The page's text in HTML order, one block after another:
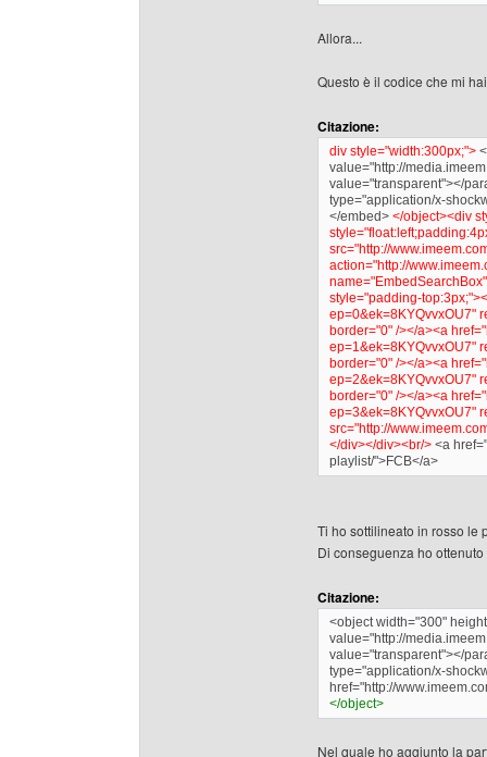
Allora...
Questo è il codice che mi
Citazione:
div style="width:300px;">
value="http://
value="transparent"></
type="application/x-
</embed> </object><div
src="http://
action="http://
style="padding-
ep=0&ek=8KYQvvxOU7"
border="0" /></a><a
ep=1&ek=8KYQvvxOU7"
border="0" /></a><a
ep=2&ek=8KYQvvxOU7"
border="0" /></a><a
ep=3&ek=8KYQvvxOU7"
src="http://
</div></div><br/> <a
playlist/">FCB</a>
Ti ho sottilineato in rosso le
Di conseguenza ho
Citazione:
<object width="300"
value="http://
value="transparent"></
type="application/x-
href="http://
</object>
Nel quale ho aggiunto la